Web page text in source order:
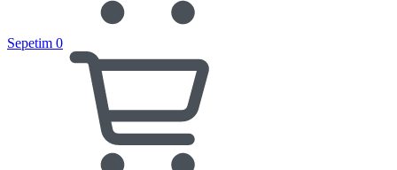
Sepetim 0